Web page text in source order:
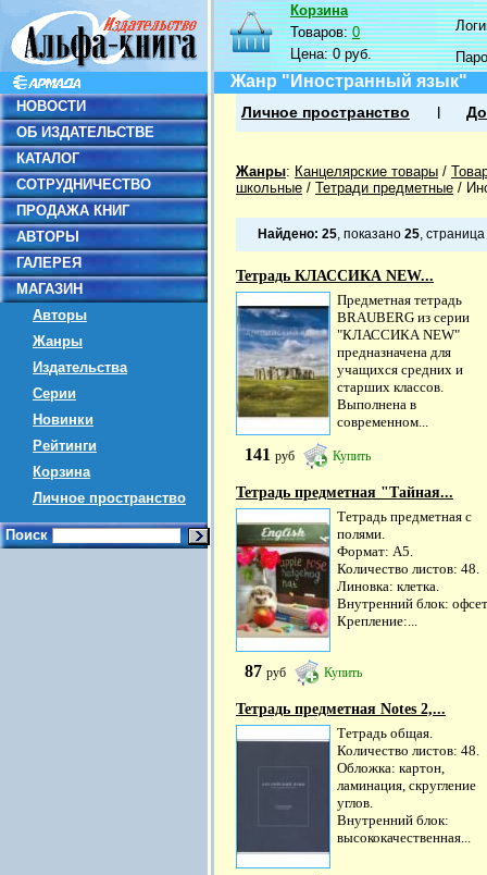
НОВОСТИ
ОБ ИЗДАТЕЛЬСТВЕ
КАТАЛОГ
СОТРУДНИЧЕСТВО
ПРОДАЖА КНИГ
АВТОРЫ
ГАЛЕРЕЯ
МАГАЗИН
Авторы
Жанры
Издательства
Серии
Новинки
Рейтинги
Корзина
Личное пространство
Поиск
Корзина
Товаров:0
Цена:0 руб.
Жанр "Иностранный язык"
Личное пространство
Жанры: Канцелярские товары /
школьные / Тетради предметные /
Найдено: 25, показано 25, страница
Тетрадь КЛАССИКА NEW...
Предметная тетрадь
BRAUBERG из серии
"КЛАССИКА NEW"
предназначена для
учащихся средних и
старших классов.
Выполнена в
современном...
141 руб Купить
Тетрадь предметная "Тайная...
Тетрадь предметная с
полями.
Формат: А5.
Количество листов: 48.
Линовка: клетка.
Внутренний блок:
Крепление:...
87 руб Купить
Тетрадь предметная Notes 2,...
Тетрадь общая.
Количество листов: 48.
Обложка: картон,
ламинация, скругление
углов.
Внутренний блок:
высококачественная...